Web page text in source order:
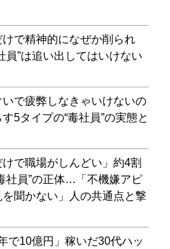
けで精神的になぜか削られ
員”は追い出してはいけない
いで疲弊しなきゃいけないの
5タイプの“毒社員”の実態と
けで職場がしんどい」約4割
社員”の正体…「不機嫌アピ
聞かない」人の共通点と撃
で10億円」稼いだ30代ハッ